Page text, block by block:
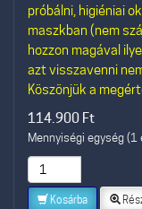
próbálni, higiéniai
maszkban (nem
hozzon magával
azt visszavenni
Köszönjük a
114.900 Ft
Mennyiségi egység
Kosárba